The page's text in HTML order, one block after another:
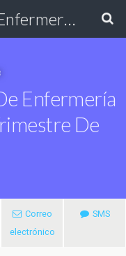
Excmo. Colegio de Enfermería de Cádiz
Enfermería
De
Correo
electrónico
SMS